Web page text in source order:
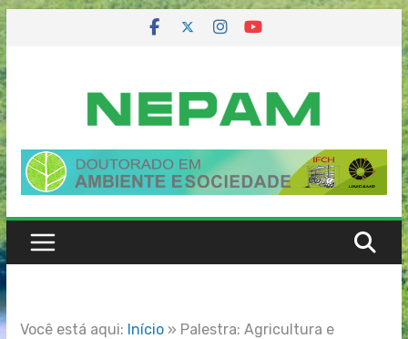
Skip
to
content
Você está aqui: Início» Palestra: Agricultura e